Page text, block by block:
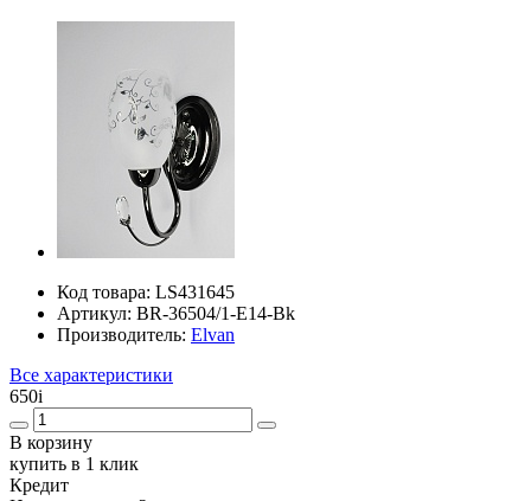
Код товара: LS431645
Артикул: BR-36504/1-E14-Bk
Производитель: Elvan
Все характеристики
650i
В корзину
купить в 1 клик
Кредит